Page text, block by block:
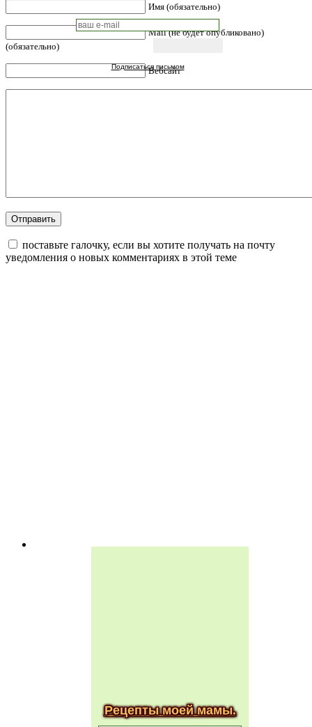
Подписаться письмом
Имя (обязательно)
Mail (не будет опубликовано)
(обязательно)
Вебсайт
поставьте галочку, если вы хотите получать на почту
уведомления о новых комментариях в этой теме
Рецепты моей мамы.